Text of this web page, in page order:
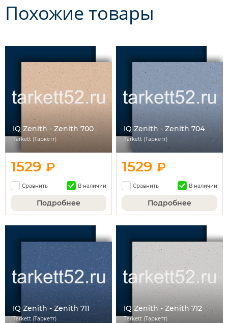
Похожие товары
IQ Zenith - Zenith 700
Tarkett (Таркетт)
1529 ₽
Сравнить В наличии
Подробнее
IQ Zenith - Zenith 704
Tarkett (Таркетт)
1529₽
Сравнить В наличии
Подробнее
IQ Zenith - Zenith 711
Tarkett (Таркетт)
IQ Zenith - Zenith 712
Tarkett (Таркетт)